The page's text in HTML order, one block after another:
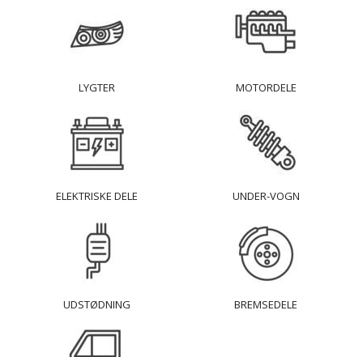
LYGTER MOTORDELE
ELEKTRISKE DELE UNDER-VOGN
UDSTØDNING BREMSEDELE